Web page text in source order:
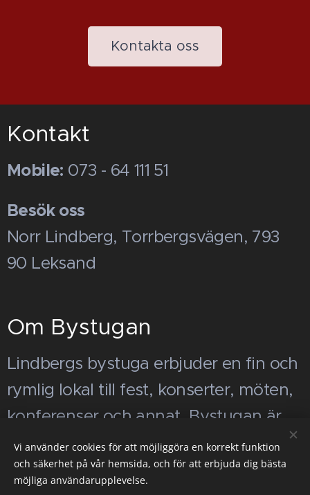
Kontakta oss
Kontakt
Mobile: 073 - 64 111 51
Besök oss
Norr Lindberg, Torrbergsvägen, 793
90 Leksand
Om Bystugan
Lindbergs bystuga erbjuder en fin och
rymlig lokal till fest, konserter, möten,
konferenser och annat. Bystugan är
belägen i Norr Lindberg, mellan
Leksand, Rättvik och Tällberg.
Vi använder cookies för att möjliggöra en korrekt funktion
och säkerhet på vår hemsida, och för att erbjuda dig bästa
möjliga användarupplevelse.